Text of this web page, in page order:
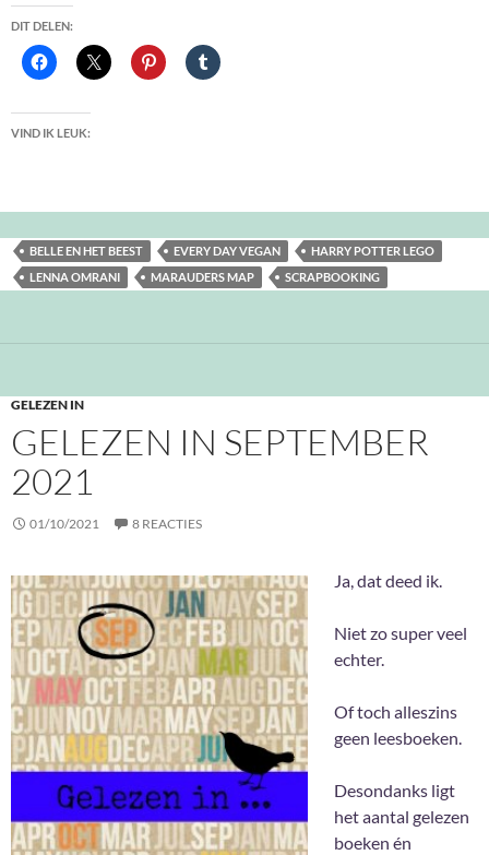
DIT DELEN:
VIND IK LEUK:
BELLE EN HET BEEST EVERY DAY VEGAN
HARRY POTTER LEGO
LENNA OMRANI
MARAUDERS MAP SCRAPBOOKING
GELEZEN IN
GELEZEN IN SEPTEMBER
2021
01/10/2021 8 REACTIES
Ja, dat deed ik.
Niet zo super veel
echter.
Of toch alleszins
geen leesboeken.
Desondanks ligt
het aantal gelezen
boeken én